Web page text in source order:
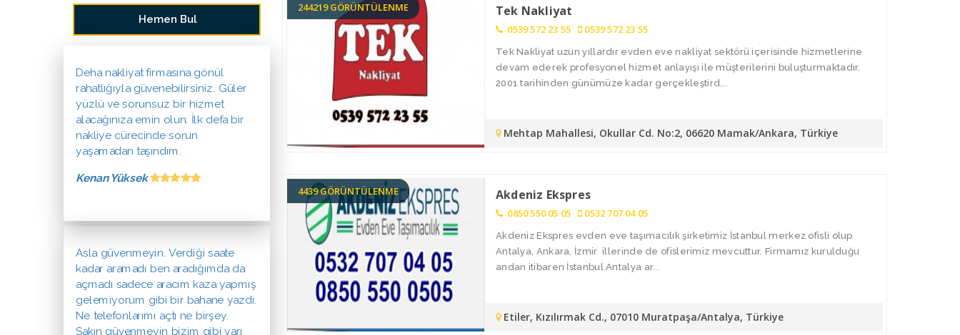
Deha nakliyat firmasına gönül
rahatlığıyla güvenebilirsiniz. Güler
yüzlü ve sorunsuz bir hizmet
alacağınıza emin olun. İlk defa bir
nakliye cürecinde sorun
yaşamadan taşındım.
Kenan Yüksek
Asla güvenmeyin. Verdiği saate
kadar aramadı ben aradığımda da
açmadı sadece aracım kaza yapmış
gelemiyorum gibi bir bahane yazdı.
Ne telefonlarımı açtı ne birşey.
Sakın güvenmeyin bizim gibi yarı
244219 GÖRÜNTÜLENME Tek Nakliyat
0539 572 23 55 0539 572 23 55
Tek Nakliyat uzun yıllardır evden eve nakliyat sektörü içerisinde hizmetlerine
devam ederek profesyonel hizmet anlayışı ile müşterilerini buluşturmaktadır.
2001 tarihinden günümüze kadar gerçekleştird...
Mehtap Mahallesi, Okullar Cd. No:2, 06620 Mamak/Ankara, Türkiye
4439 GÖRÜNTÜLENME Akdeniz Ekspres
0850 550 05 05 0532 707 04 05
Akdeniz Ekspres evden eve taşımacılık şirketimiz İstanbul merkez ofisli olup
Antalya, Ankara, İzmir illerinde de ofislerimiz mevcuttur. Firmamız kurulduğu
andan itibaren İstanbul Antalya ar...
Etiler, Kızılırmak Cd., 07010 Muratpaşa/Antalya, Türkiye